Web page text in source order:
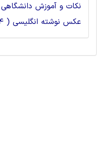
نکات و آموزش دانشگاهی (
عکس نوشته انگلیسی ( 104 )